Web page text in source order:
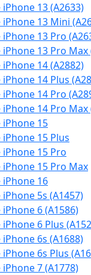
13 (A2633)
iPhone 13 Mini
13 Pro
13 Pro Max
14 (A2882)
14 Plus
14 Pro
14 Pro Max
iPhone 15
15 Plus
iPhone 15 Pro
iPhone 15 Pro Max
iPhone 16
5s (A1457)
6 (A1586)
6 Plus
6s (A1688)
6s Plus
7 (A1778)